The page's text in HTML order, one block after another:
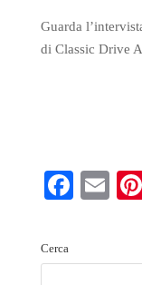
Guarda
di Classic Drive
Fa
ok
E
Cerca